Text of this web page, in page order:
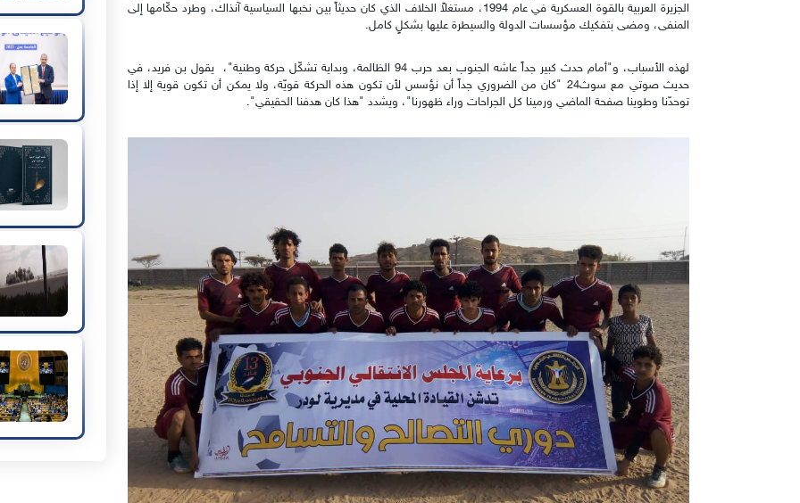
الجزيرة العربية بالقوة العسكرية في عام 1994، مستغلاً الخلاف الذي كان حديثاً بين نخبها السياسية آنذاك، وطرد حكّامها إلى
المنفى، ومضى بتفكيك مؤسسات الدولة والسيطرة عليها بشكلٍ كامل.
لهذه الأسباب، و"أمام حدث كبير جداً عاشه الجنوب بعد حرب 94 الظالمة، وبداية تشكّل حركة وطنية"، يقول بن فريد، في
حديث صوتي مع سوث24 "كان من الضروري جداً أن نؤسس لأن تكون هذه الحركة قويّة، ولا يمكن أن تكون قوية إلا إذا
توحدّنا وطوينا صفحة الماضي ورمينا كل الجراحات وراء ظهورنا"، ويشدد "هذا كان هدفنا الحقيقي".